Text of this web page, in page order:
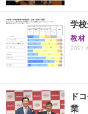
学
教材
ド
業